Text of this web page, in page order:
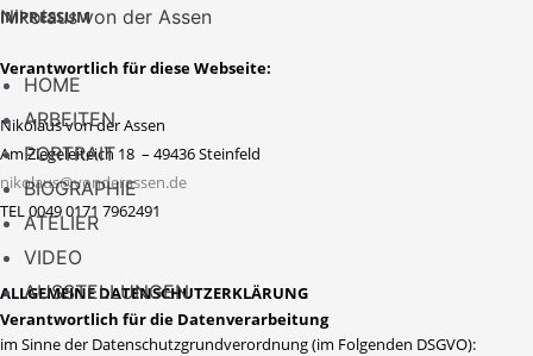
Zum
springen
Nikolaus von der Assen
MenüHOME
ARBEITEN
PORTRAIT
BIOGRAPHIE
ATELIER
VIDEO
AUSSTELLUNGEN
IMPRESSUM
Verantwortlich für diese Webseite:
Nikolaus von der Assen
Am Ziegeleiteich 18 – 49436 Steinfeld
nikolaus@vonderassen.de
TEL 0049 0171 7962491
ALLGEMEINE DATENSCHUTZERKLÄRUNG
Verantwortlich für die Datenverarbeitung
im Sinne der Datenschutzgrundverordnung (im Folgenden DSGVO):